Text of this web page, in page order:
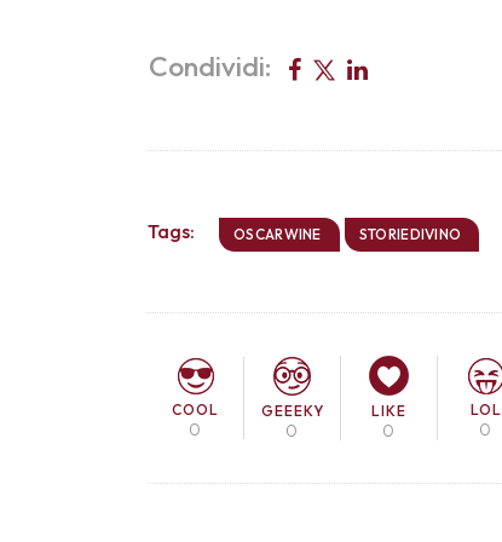
Condividi:
Tags: OSCARWINE STORIEDIVINO
COOL
0
GEEEKY
0
LIKE
0
LOL
0